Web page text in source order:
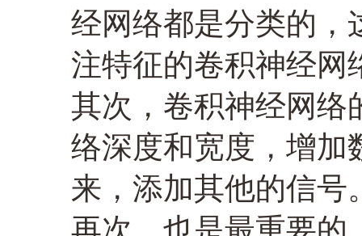
经网络都是分类的，
注特征的卷积神经网
其次，卷积神经网络
络深度和宽度，增加
来，添加其他的信号
再次，也是最重要的